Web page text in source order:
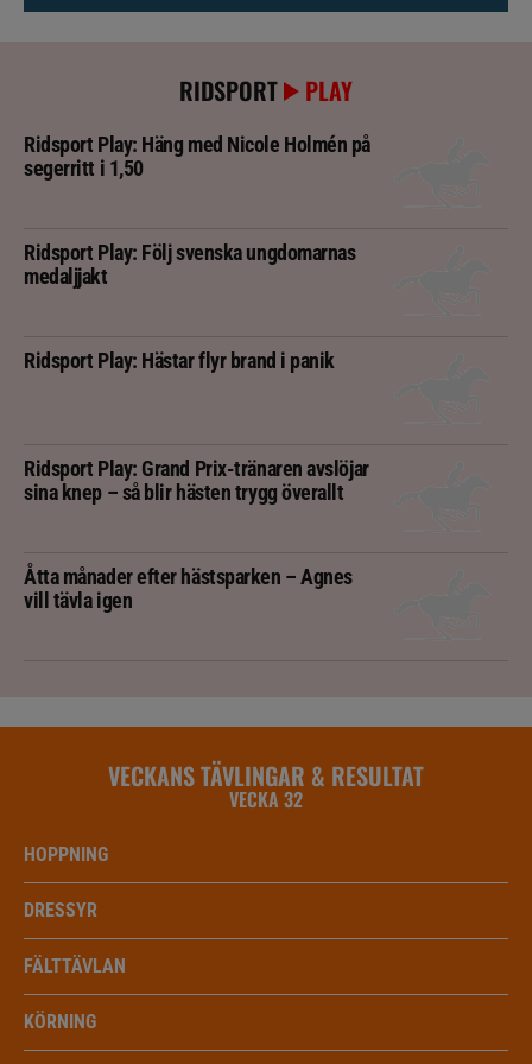
RIDSPORT PLAY
Ridsport Play: Häng med Nicole Holmén på
segerritt i 1,50
Ridsport Play: Följ svenska ungdomarnas
medaljjakt
Ridsport Play: Hästar flyr brand i panik
Ridsport Play: Grand Prix-tränaren avslöjar
sina knep – så blir hästen trygg överallt
Åtta månader efter hästsparken – Agnes
vill tävla igen
VECKANS TÄVLINGAR & RESULTAT
VECKA 32
HOPPNING
DRESSYR
FÄLTTÄVLAN
KÖRNING